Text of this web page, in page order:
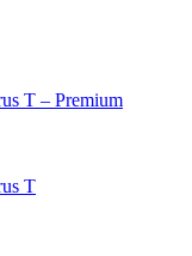
T – Premium
T